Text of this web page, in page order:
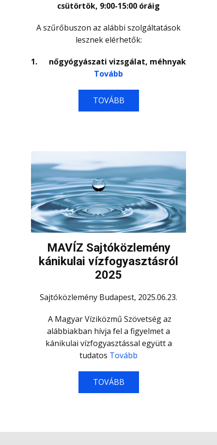
csütörtök, 9:00-15:00 óráig
A szűrőbuszon az alábbi szolgáltatások
lesznek elérhetők:
1. nőgyógyászati vizsgálat, méhnyak
Tovább
TOVÁBB
MAVÍZ Sajtóközlemény
kánikulai vízfogyasztásról
2025
Sajtóközlemény Budapest, 2025.06.23.
A Magyar Víziközmű Szövetség az
alábbiakban hívja fel a figyelmet a
kánikulai vízfogyasztással együtt a
tudatos Tovább
TOVÁBB